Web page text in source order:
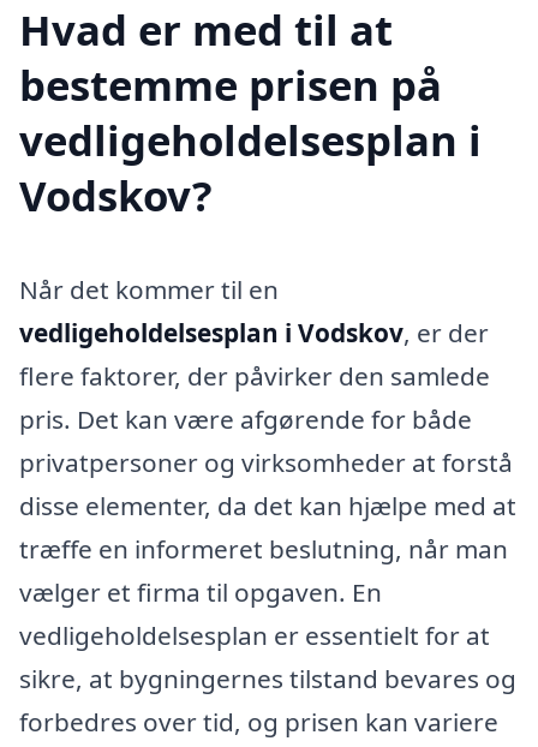
Hvad er med til at
bestemme prisen på
vedligeholdelsesplan i
Vodskov?
Når det kommer til en
vedligeholdelsesplan i Vodskov, er der
flere faktorer, der påvirker den samlede
pris. Det kan være afgørende for både
privatpersoner og virksomheder at forstå
disse elementer, da det kan hjælpe med at
træffe en informeret beslutning, når man
vælger et firma til opgaven. En
vedligeholdelsesplan er essentielt for at
sikre, at bygningernes tilstand bevares og
forbedres over tid, og prisen kan variere